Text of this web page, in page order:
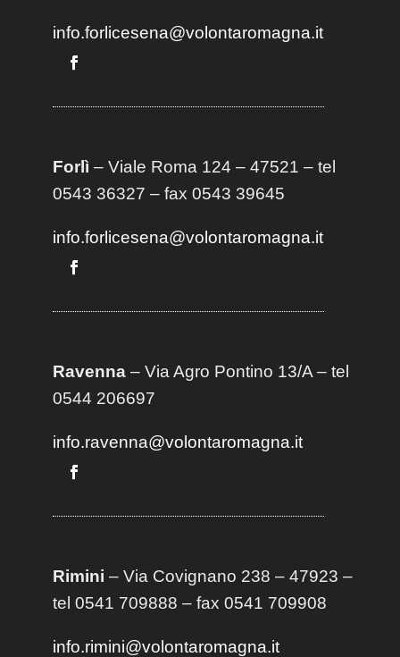
info.forlicesena@volontaromagna.it
Forlì – Viale Roma 124 – 47521 – tel
0543 36327 – fax 0543 39645
info.forlicesena@volontaromagna.it
Ravenna– Via Agro Pontino 13/A– tel
0544 206697
info.ravenna@volontaromagna.it
Rimini – Via Covignano 238 – 47923 –
tel 0541 709888 – fax 0541 709908
info.rimini@volontaromagna.it